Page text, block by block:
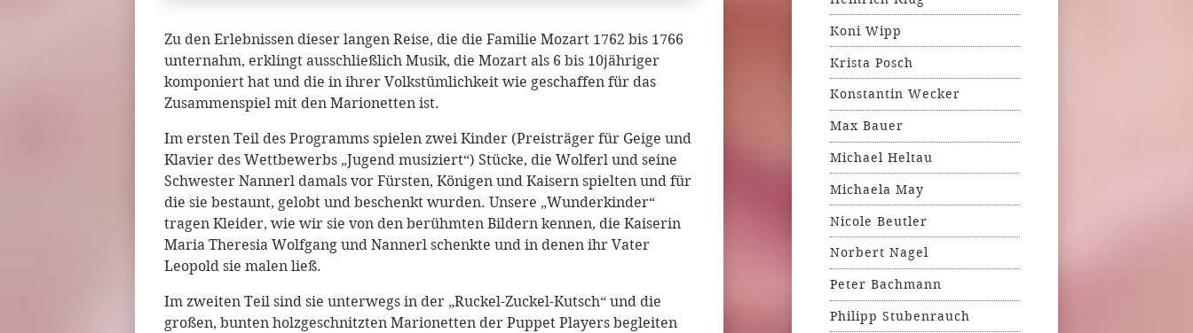
Zu den Erlebnissen dieser langen Reise, die die Familie Mozart 1762 bis 1766
unternahm, erklingt ausschließlich Musik, die Mozart als 6 bis 10jähriger
komponiert hat und die in ihrer Volkstümlichkeit wie geschaffen für das
Zusammenspiel mit den Marionetten ist.
Im ersten Teil des Programms spielen zwei Kinder (Preisträger für Geige und
Klavier des Wettbewerbs „Jugend musiziert“) Stücke, die Wolferl und seine
Schwester Nannerl damals vor Fürsten, Königen und Kaisern spielten und für
die sie bestaunt, gelobt und beschenkt wurden. Unsere „Wunderkinder“
tragen Kleider, wie wir sie von den berühmten Bildern kennen, die Kaiserin
Maria Theresia Wolfgang und Nannerl schenkte und in denen ihr Vater
Leopold sie malen ließ.
Im zweiten Teil sind sie unterwegs in der „Ruckel-Zuckel-Kutsch“ und die
großen, bunten holzgeschnitzten Marionetten der Puppet Players begleiten
Koni Wipp
Krista Posch
Konstantin Wecker
Max Bauer
Michael Heltau
Michaela May
Nicole Beutler
Norbert Nagel
Peter Bachmann
Philipp Stubenrauch